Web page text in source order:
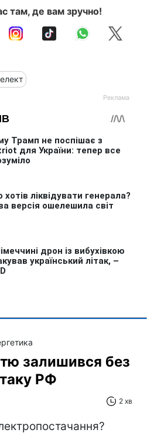
там, де вам зручно!
залишився без
РФ
2 хв